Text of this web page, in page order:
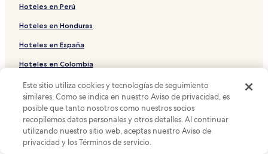
Hoteles en Feytiat
Hoteles en Saint-Priest-Taurion
Hoteles cerca de Universidad de Limoges
Hoteles en Condat-sur-Vienne
Hoteles en Le Palais-sur-Vienne
Hoteles cerca de Estación de tren de Aixe-sur-Vienne
Hoteles cerca de Centro acuático L'Aquapolis
Hoteles en Perú
Hoteles en Honduras
Hoteles en España
Hoteles en Colombia
Hoteles en Cuba
Soporte y preguntas frecuentes
Tus reservaciones
Este sitio utiliza cookies y tecnologías de seguimiento
similares. Como se indica en nuestro Aviso de privacidad, es
posible que tanto nosotros como nuestros socios
recopilemos datos personales y otros detalles. Al continuar
utilizando nuestro sitio web, aceptas nuestro Aviso de
privacidad y los Términos de servicio.